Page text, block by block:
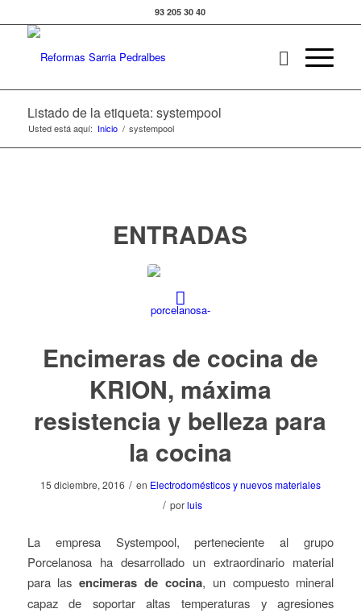
93 205 30 40
Listado de la etiqueta: systempool
Usted está aquí: Inicio / systempool
ENTRADAS
Encimeras de cocina de
KRION, máxima
resistencia y belleza para
la cocina
15 diciembre, 2016 / en Electrodomésticos y nuevos materiales
/ porluis
La empresa Systempool, perteneciente al grupo
Porcelanosa ha desarrollado un extraordinario material
para lasencimeras de cocina, un compuesto mineral
capaz de soportar altas temperaturas y agresiones